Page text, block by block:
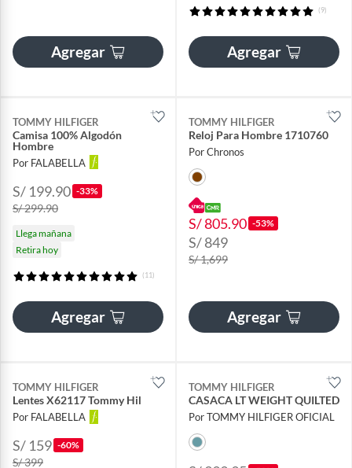
Agregar
(9)
Agregar
TOMMY HILFIGER
Camisa 100% Algodón
Hombre
Por FALABELLA
S/ 199.90 -33%
S/ 299.90
Llega mañana
Retira hoy
(11)
Agregar
TOMMY HILFIGER
Reloj Para Hombre 1710760
Por Chronos
S/ 805.90 -53%
S/ 849
S/ 1,699
Agregar
TOMMY HILFIGER
Lentes X62117 Tommy Hil
Por FALABELLA
S/ 159 -60%
S/ 399
TOMMY HILFIGER
CASACA LT WEIGHT QUILTED
Por TOMMY HILFIGER OFICIAL